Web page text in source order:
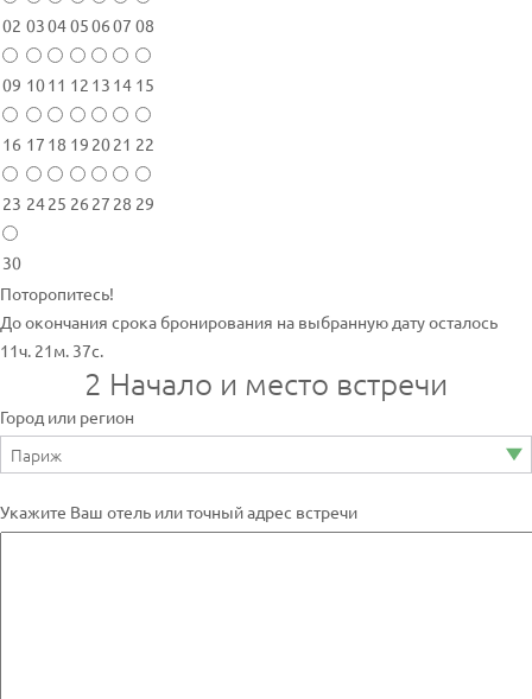
02 0304050607 08
09 1011 12 13 14 15
16 17 18 19 2021 22
23 2425 26 27 28 29
30
Поторопитесь!
До окончания срока бронирования на выбранную дату осталось
11ч. 21м. 37с.
2 Начало и место встречи
Город или регион
Укажите Ваш отель или точный адрес встречи